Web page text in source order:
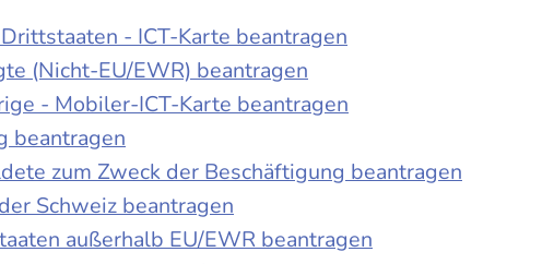
- ICT-Karte beantragen
(Nicht-EU/EWR) beantragen
- Mobiler-ICT-Karte beantragen
beantragen
zum Zweck der Beschäftigung beantragen
Schweiz beantragen
außerhalb EU/EWR beantragen